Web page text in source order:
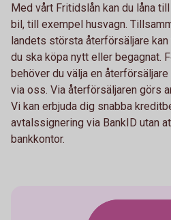
Med vårt Fritidslån kan du låna
bil, till exempel husvagn.
landets största återförsäljare
du ska köpa nytt eller begagnat.
behöver du välja en
via oss. Via återförsäljaren görs
Vi kan erbjuda dig snabba
avtalssignering via BankID utan
bankkontor.